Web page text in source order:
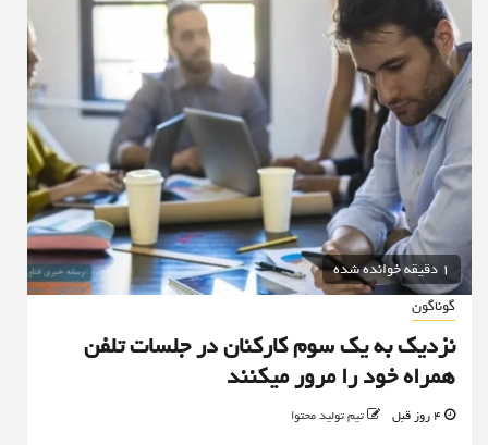
1 دقیقه خوانده شده
گوناگون
نزدیک به یک سوم کارکنان در جلسات تلفن
همراه خود را مرور میکنند
تیم تولید محتوا